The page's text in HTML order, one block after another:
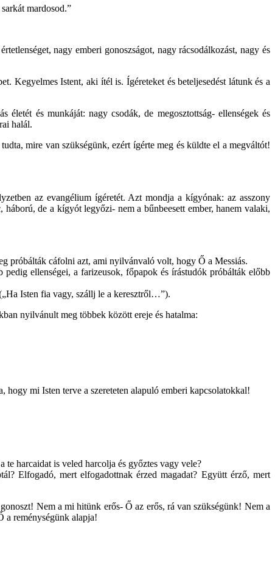
mardosod.”
nagy emberi gonoszságot, nagy rácsodálkozást, nagy és
Kegyelmes Istent, aki ítél is. Ígéreteket és beteljesedést látunk és a
életét és munkáját: nagy csodák, de megosztottság- ellenségek és
halál.
mire van szükségünk, ezért ígérte meg és küldte el a megváltót!
az evangélium ígéretét. Azt mondja a kígyónak: az asszony
de a kígyót legyőzi- nem a bűnbeesett ember, hanem valaki,
próbálták cáfolni azt, ami nyilvánvaló volt, hogy Ő a Messiás.
ellenségei, a farizeusok, főpapok és írástudók próbálták előbb
Isten fia vagy, szállj le a keresztről…”).
nyilvánult meg többek között ereje és hatalma:
hogy mi Isten terve a szereteten alapuló emberi kapcsolatokkal!
harcaidat is veled harcolja és győztes vagy vele?
Elfogadó, mert elfogadottnak érzed magadat? Együtt érző, mert
Nem a mi hitünk erős- Ő az erős, rá van szükségünk! Nem a
a reménységünk alapja!